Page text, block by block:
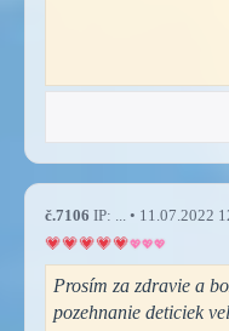
č.7106 IP: ... • 11.07.2022
Prosím za zdravie a
pozehnanie deticiek